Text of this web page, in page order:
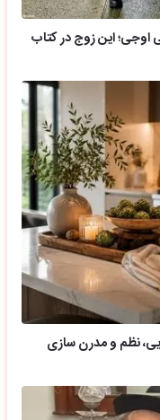
اوجی؛ این زوج در کتاب
نظم و مدرن سازی